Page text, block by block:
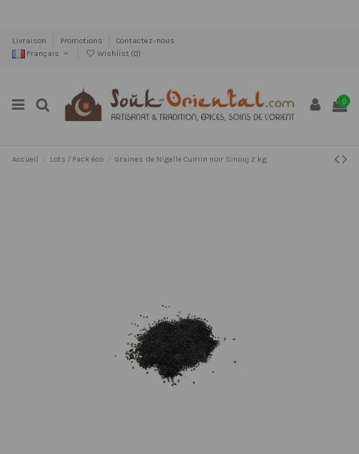
Livraison Promotions
Contactez-nous
Français
Wishlist (0)
0
Accueil Lots / Pack éco Graines de Nigelle Cumin noir Sinouj 2 kg